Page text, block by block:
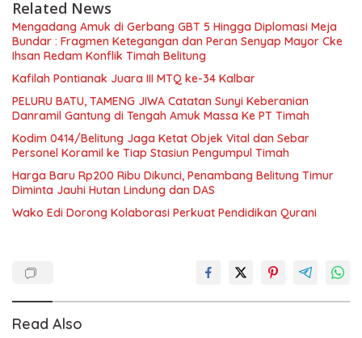
Related News
Mengadang Amuk di Gerbang GBT 5 Hingga Diplomasi Meja
Bundar : Fragmen Ketegangan dan Peran Senyap Mayor Cke
Ihsan Redam Konflik Timah Belitung
Kafilah Pontianak Juara III MTQ ke-34 Kalbar
PELURU BATU, TAMENG JIWA Catatan Sunyi Keberanian
Danramil Gantung di Tengah Amuk Massa Ke PT Timah
Kodim 0414/Belitung Jaga Ketat Objek Vital dan Sebar
Personel Koramil ke Tiap Stasiun Pengumpul Timah
Harga Baru Rp200 Ribu Dikunci, Penambang Belitung Timur
Diminta Jauhi Hutan Lindung dan DAS
Wako Edi Dorong Kolaborasi Perkuat Pendidikan Qurani
Read Also